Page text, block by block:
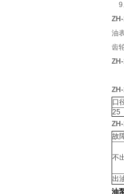
9
油
齿
口
25
故
不
出
油